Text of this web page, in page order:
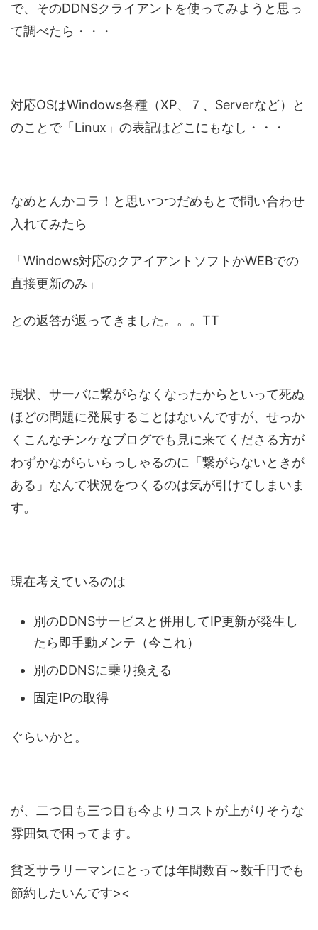
で、そのDDNSクライアントを使ってみようと思っ
て調べたら・・・
対応OSはWindows各種（XP、７、Serverなど）と
のことで「Linux」の表記はどこにもなし・・・
なめとんかコラ！と思いつつだめもとで問い合わせ
入れてみたら
「Windows対応のクアイアントソフトかWEBでの
直接更新のみ」
との返答が返ってきました。。。TT
現状、サーバに繋がらなくなったからといって死ぬ
ほどの問題に発展することはないんですが、せっか
くこんなチンケなブログでも見に来てくださる方が
わずかながらいらっしゃるのに「繋がらないときが
ある」なんて状況をつくるのは気が引けてしまいま
す。
現在考えているのは
別のDDNSサービスと併用してIP更新が発生し
たら即手動メンテ（今これ）
別のDDNSに乗り換える
固定IPの取得
ぐらいかと。
が、二つ目も三つ目も今よりコストが上がりそうな
雰囲気で困ってます。
貧乏サラリーマンにとっては年間数百～数千円でも
節約したいんです><